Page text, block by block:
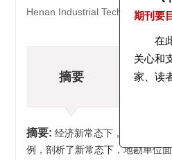
Henan Industrial Technician
摘要
摘
摘要: 经济新常态下，地勘单位
例，剖析了新常态下，地勘单位
期
关
家